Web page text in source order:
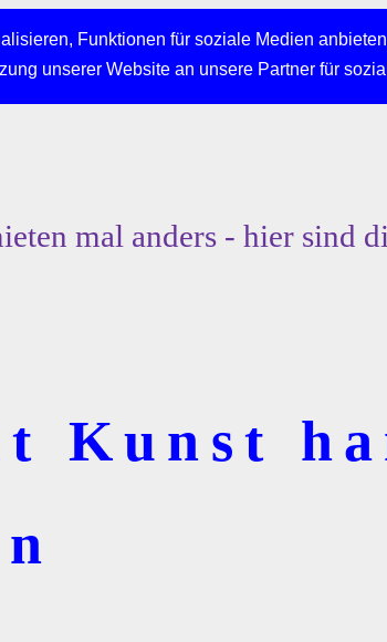
Funktionen für soziale Medien
unserer Website an unsere Partner für
mal anders - hier sind
Kunst